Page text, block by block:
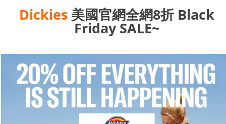
Dickies美國官網全網8折 Black
Friday SALE~